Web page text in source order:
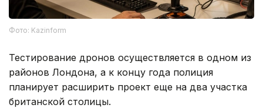
Фото: Kazinform
Тестирование дронов осуществляется в одном из
районов Лондона, а к концу года полиция
планирует расширить проект еще на два участка
британской столицы.